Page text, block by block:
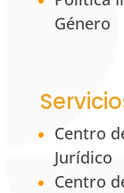
Género
Centro
Jurídico
Centro